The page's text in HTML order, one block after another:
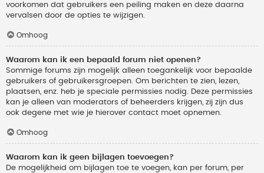
voorkomen dat gebruikers een peiling maken en deze daarna
vervalsen door de opties te wijzigen.
Omhoog
Waarom kan ik een bepaald forum niet openen?
Sommige forums zijn mogelijk alleen toegankelijk voor bepaalde
gebruikers of gebruikersgroepen. Om berichten te zien, lezen,
plaatsen, enz. heb je speciale permissies nodig. Deze permissies
kan je alleen van moderators of beheerders krijgen, zij zijn dus
ook degene met wie je hierover contact moet opnemen.
Omhoog
Waarom kan ik geen bijlagen toevoegen?
De mogelijkheid om bijlagen toe te voegen, kan per forum, per